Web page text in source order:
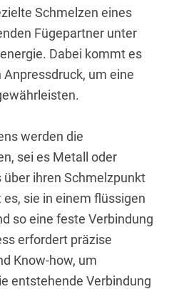
Schmelzen eines
Fügepartner unter
Dabei kommt es
um eine
werden die
sei es Metall oder
ihren Schmelzpunkt
sie in einem flüssigen
so eine feste Verbindung
erfordert präzise
Know-how, um
entstehende Verbindung